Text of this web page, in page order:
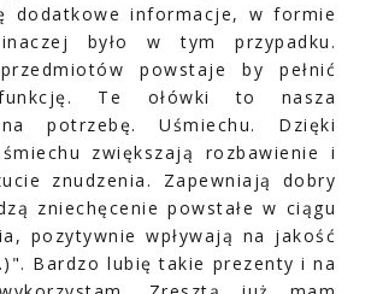
dodatkowe informacje, w formie
było w tym przypadku.
powstaje by pełnić
Te ołówki to nasza
potrzebę. Uśmiechu. Dzięki
zwiększają rozbawienie i
znudzenia. Zapewniają dobry
zniechęcenie powstałe w ciągu
pozytywnie wpływają na jakość
Bardzo lubię takie prezenty i na